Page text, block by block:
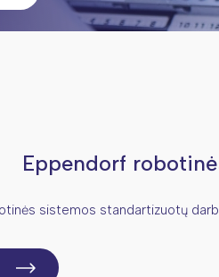
Eppendorf
sistemos standartizuotų